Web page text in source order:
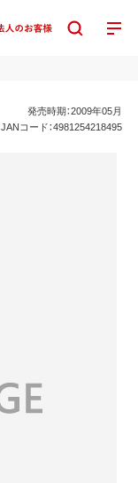
発売時期：2009年05月
JANコード：4981254218495